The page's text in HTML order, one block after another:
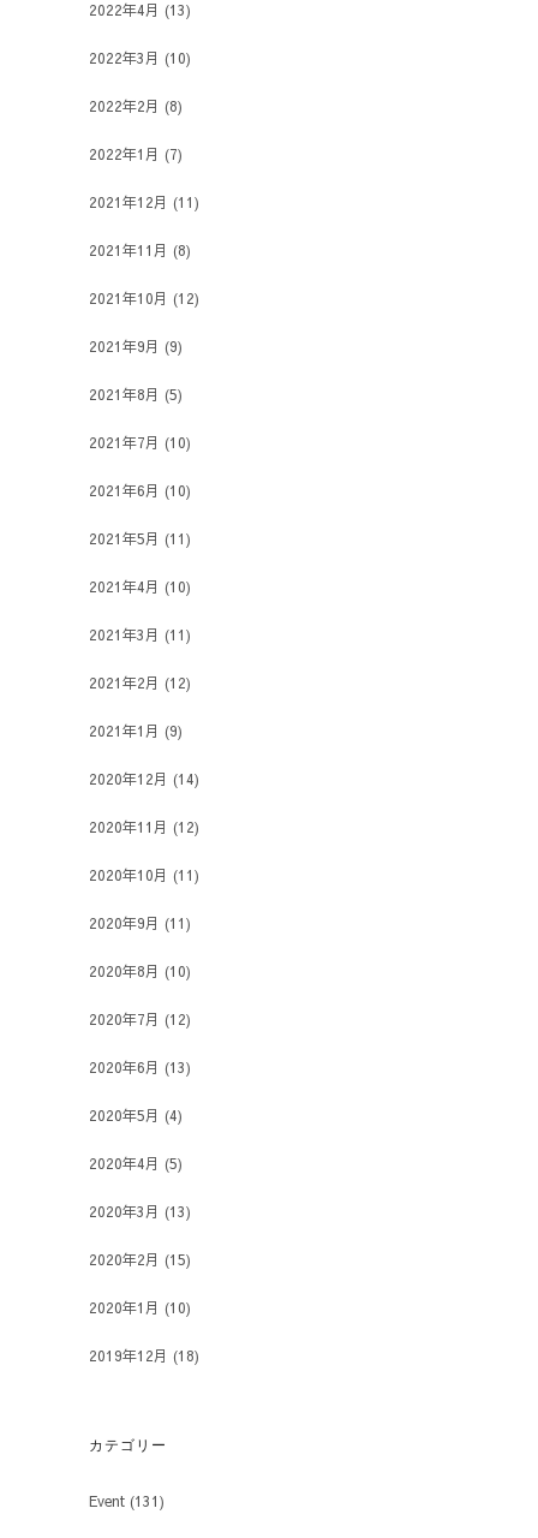
2022年4月 (13)
2022年3月 (10)
2022年2月 (8)
2022年1月 (7)
2021年12月 (11)
2021年11月 (8)
2021年10月 (12)
2021年9月 (9)
2021年8月 (5)
2021年7月 (10)
2021年6月 (10)
2021年5月 (11)
2021年4月 (10)
2021年3月 (11)
2021年2月 (12)
2021年1月 (9)
2020年12月 (14)
2020年11月 (12)
2020年10月 (11)
2020年9月 (11)
2020年8月 (10)
2020年7月 (12)
2020年6月 (13)
2020年5月 (4)
2020年4月 (5)
2020年3月 (13)
2020年2月 (15)
2020年1月 (10)
2019年12月 (18)
カテゴリー
Event (131)